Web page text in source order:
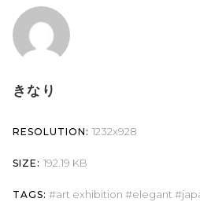
きなり
RESOLUTION: 1232x928
SIZE: 192.19 KB
TAGS: art exhibition elegant